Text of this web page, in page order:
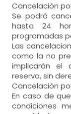
Cancelación
Se podrá
hasta 24
programadas
Las
como la no
implicarán el
reserva, sin
Cancelación
En caso de
condiciones